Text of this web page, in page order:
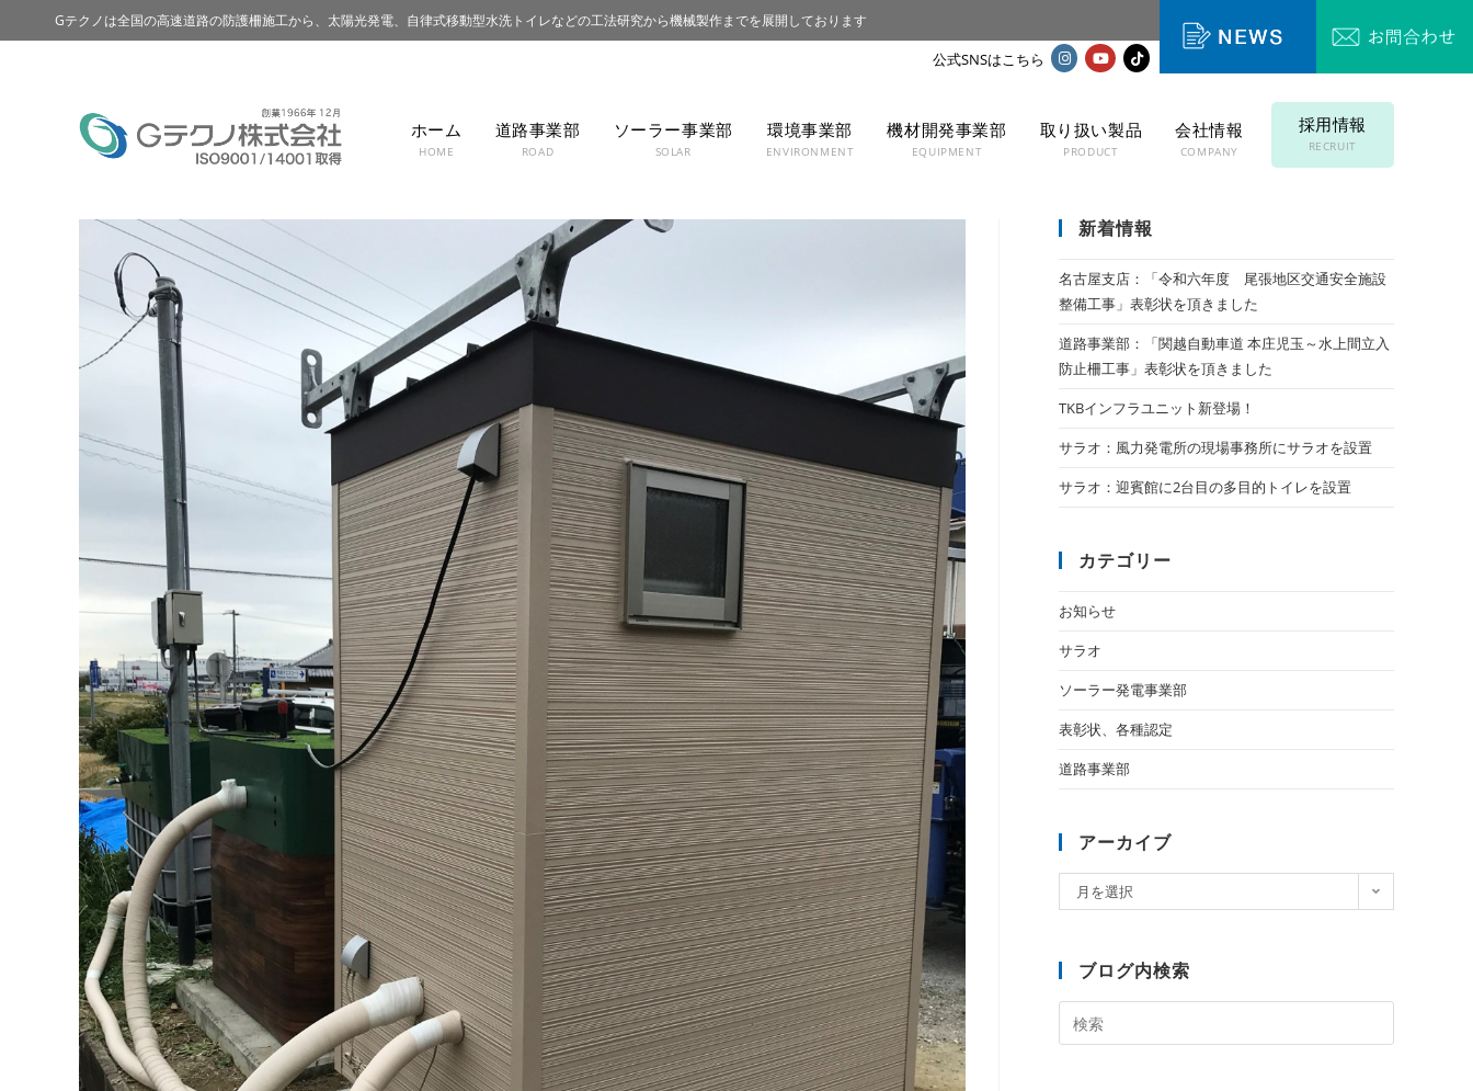
Gテクノは全国の高速道路の防護柵施工から、太陽光発電、自律式移動型水洗トイレなどの工法研究から機械製作までを展開しております
ホーム
HOME
道路事業部
ROAD
ソーラー事業部
SOLAR
環境事業部
ENVIRONMENT
機材開発事業部
EQUIPMENT
取り扱い製品
PRODUCT
会社情報
COMPANY
採用情報
RECRUIT
新着情報
名古屋支店：「令和六年度 尾張地区交通安全施設
整備工事」表彰状を頂きました
道路事業部：「関越自動車道 本庄児玉～水上間立入
防止柵工事」表彰状を頂きました
TKBインフラユニット新登場！
サラオ：風力発電所の現場事務所にサラオを設置
サラオ：迎賓館に2台目の多目的トイレを設置
カテゴリー
お知らせ
サラオ
ソーラー発電事業部
表彰状、各種認定
道路事業部
アーカイブ
月を選択
ブログ内検索